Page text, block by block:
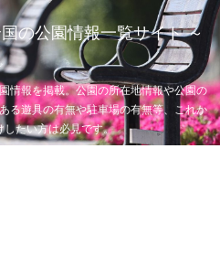
の公園情報一覧サイト ～
情報を掲載。公園の所在地情報や公園の
る遊具の有無や駐車場の有無等、これか
したい方は必見です。